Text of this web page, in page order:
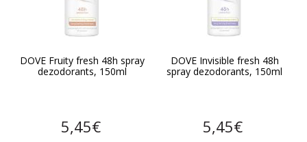
DOVE Fruity fresh 48h spray
dezodorants, 150ml
5,45€
DOVE Invisible fresh 48h
spray dezodorants, 150ml
5,45€